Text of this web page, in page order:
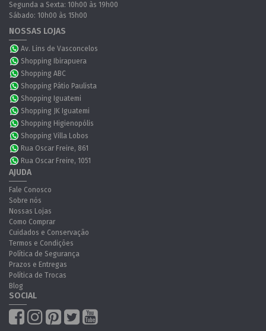
Segunda a Sexta: 10h00 às 19h00
Sábado: 10h00 às 15h00
NOSSAS LOJAS
Av. Lins de Vasconcelos
Shopping Ibirapuera
Shopping ABC
Shopping Pátio Paulista
Shopping Iguatemi
Shopping JK Iguatemi
Shopping Higienopólis
Shopping Villa Lobos
Rua Oscar Freire, 861
Rua Oscar Freire, 1051
AJUDA
Fale Conosco
Sobre nós
Nossas Lojas
Como Comprar
Cuidados e Conservação
Termos e Condições
Política de Segurança
Prazos e Entregas
Política de Trocas
Blog
SOCIAL